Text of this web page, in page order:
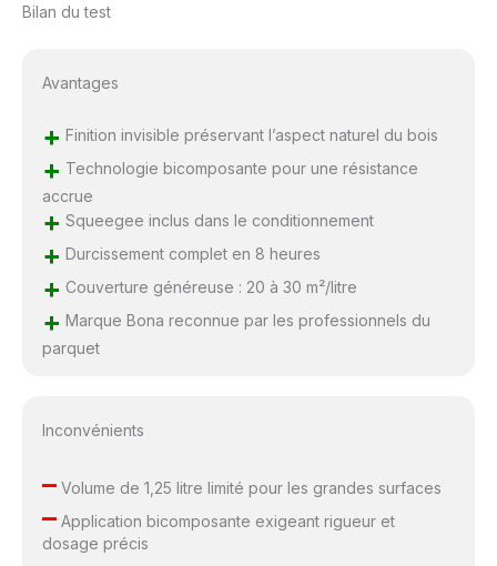
Bilan du test
Avantages
+ Finition invisible préservant l’aspect naturel du bois
+ Technologie bicomposante pour une résistance
accrue
+ Squeegee inclus dans le conditionnement
+ Durcissement complet en 8 heures
+ Couverture généreuse : 20 à 30 m²/litre
+ Marque Bona reconnue par les professionnels du
parquet
Inconvénients
–Volume de 1,25 litre limité pour les grandes surfaces
–Application bicomposante exigeant rigueur et
dosage précis